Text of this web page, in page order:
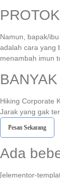
Namun, bapak/
adalah cara yang
menambah imun
Hiking Corporate
Jarak yang gak
Pesan Sekarang
Ada
[elementor-